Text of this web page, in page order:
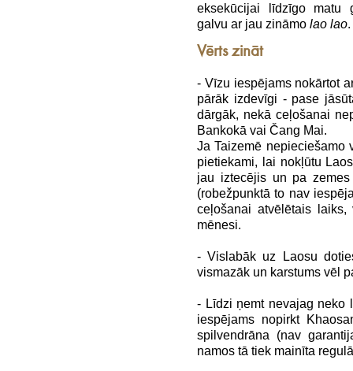
eksekūcijai līdzīgo matu
galvu ar jau zināmo lao lao.
Vērts zināt
- Vīzu iespējams nokārtot
pārāk izdevīgi - pase
dārgāk, nekā ceļošanai
Bankokā vai Čang Mai.
Ja Taizemē nepieciešamo
pietiekami, lai nokļūtu
jau iztecējis un pa
(robežpunktā to nav
ceļošanai atvēlētais
mēnesi.
- Vislabāk uz Laosu
vismazāk un karstums vēl
- Līdzi ņemt nevajag neko
iespējams nopirkt
spilvendrāna (nav
namos tā tiek mainīta